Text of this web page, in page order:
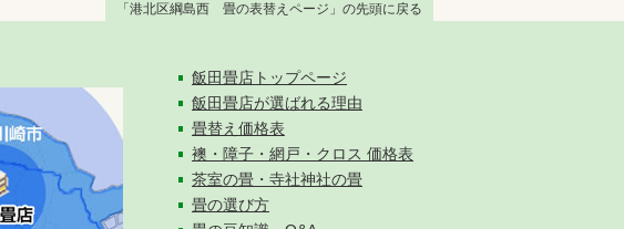
「港北区綱島西 畳の表替えページ」の先頭に戻る
飯田畳店トップページ
飯田畳店が選ばれる理由
畳替え価格表
襖・障子・網戸・クロス 価格表
茶室の畳・寺社神社の畳
畳の選び方